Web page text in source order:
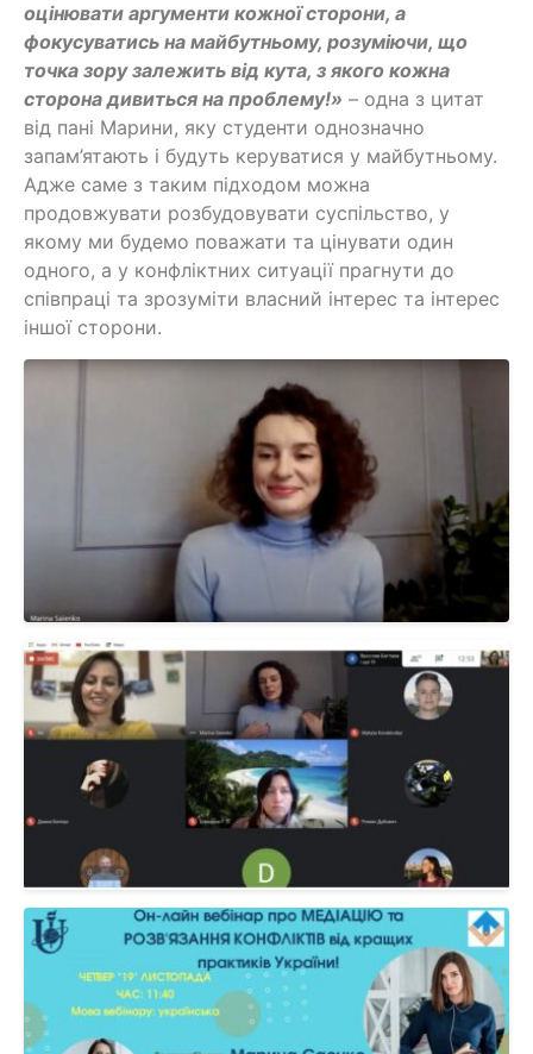
оцінювати аргументи кожної сторони, а
фокусуватись на майбутньому, розуміючи, що
точка зору залежить від кута, з якого кожна
сторона дивиться на проблему!» – одна з цитат
від пані Марини, яку студенти однозначно
запам’ятають і будуть керуватися у майбутньому.
Адже саме з таким підходом можна
продовжувати розбудовувати суспільство, у
якому ми будемо поважати та цінувати один
одного, а у конфліктних ситуації прагнути до
співпраці та зрозуміти власний інтерес та інтерес
іншої сторони.